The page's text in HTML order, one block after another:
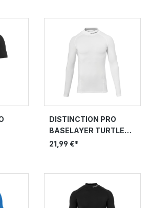
DISTINCTION PRO
BASELAYER TURTLE
NECK
21,99 €*